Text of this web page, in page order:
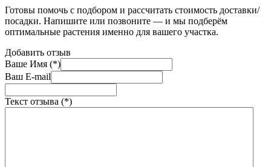
Готовы помочь с подбором и рассчитать стоимость доставки/
посадки. Напишите или позвоните — и мы подберём
оптимальные растения именно для вашего участка.
Добавить отзыв
Ваше Имя (*)
Ваш E-mail
Текст отзыва (*)